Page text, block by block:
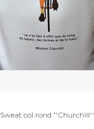
Sweat col rond ''Churchill''